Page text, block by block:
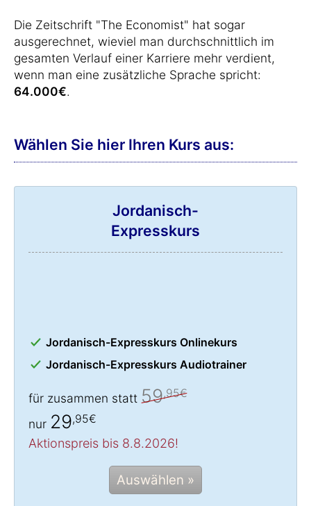
Die Zeitschrift "The Economist" hat sogar
ausgerechnet, wieviel man durchschnittlich im
gesamten Verlauf einer Karriere mehr verdient,
wenn man eine zusätzliche Sprache spricht:
64.000€.
Wählen Sie hier Ihren Kurs aus:
Jordanisch-
Expresskurs
Jordanisch-Expresskurs Onlinekurs
Jordanisch-Expresskurs Audiotrainer
für zusammen statt 59,95€
nur 29,95€
Aktionspreis bis 8.8.2026!
Auswählen »